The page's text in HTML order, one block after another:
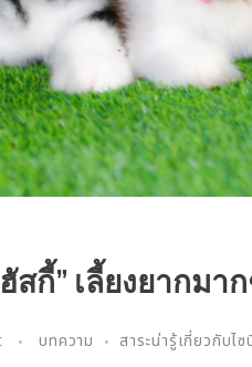
กี้” เลี้ยงยากมาก
บทความ สาระน่ารู้เกี่ยวกับไซ